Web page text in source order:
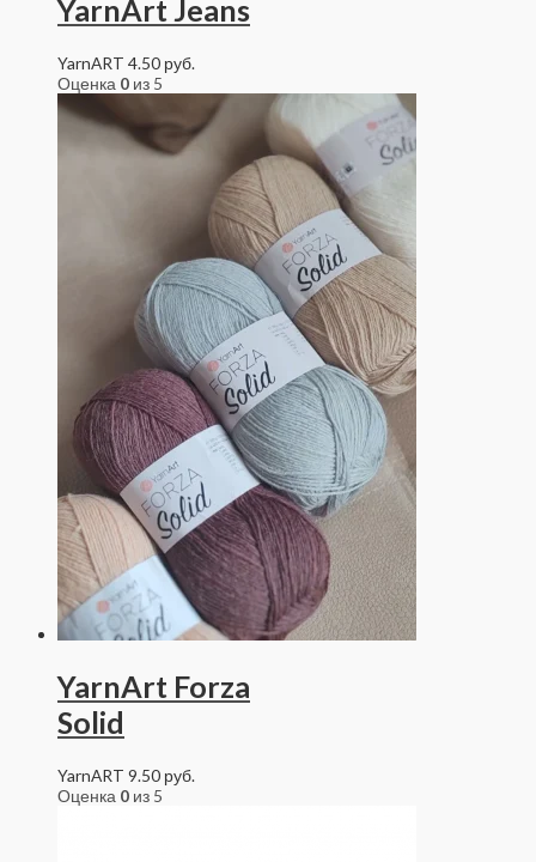
YarnArt Jeans
YarnART 4.50 руб.
Оценка 0 из 5
YarnArt Forza
Solid
YarnART 9.50 руб.
Оценка 0 из 5